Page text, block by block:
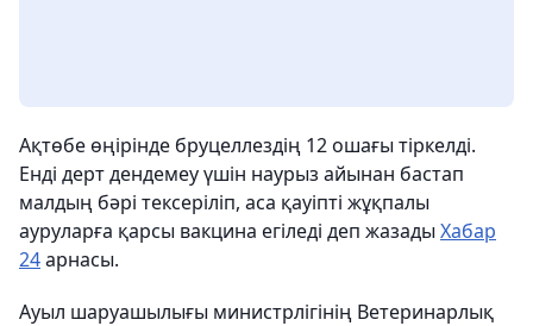
Ақтөбе өңірінде бруцеллездің 12 ошағы тіркелді.
Енді дерт дендемеу үшін наурыз айынан бастап
малдың бәрі тексеріліп, аса қауіпті жұқпалы
ауруларға қарсы вакцина егіледі деп жазады Хабар
24арнасы.
Ауыл шаруашылығы министрлігінің Ветеринарлық